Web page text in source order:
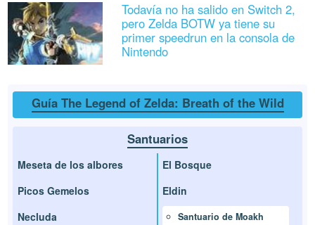
Todavía no ha salido en Switch 2,
pero Zelda BOTW ya tiene su
primer speedrun en la consola de
Nintendo
Guía The Legend of Zelda: Breath of the Wild
Santuarios
Meseta de los albores
Picos Gemelos
Necluda
El Bosque
Eldin
Santuario de Moakh